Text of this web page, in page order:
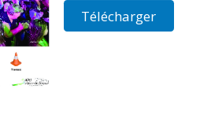
Télécharger